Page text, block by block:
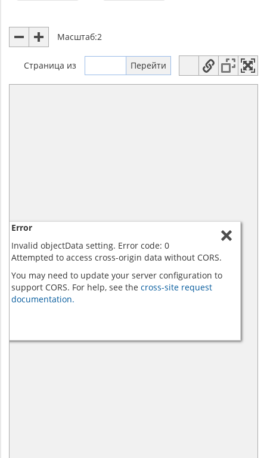
Масштаб:2
Страница из
Error
Invalid objectData setting. Error code: 0
Attempted to access cross-origin data without CORS.
You may need to update your server configuration to
support CORS. For help, see the cross-site request
documentation.